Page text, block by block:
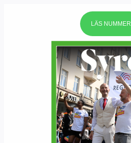
LÄS NUMMER